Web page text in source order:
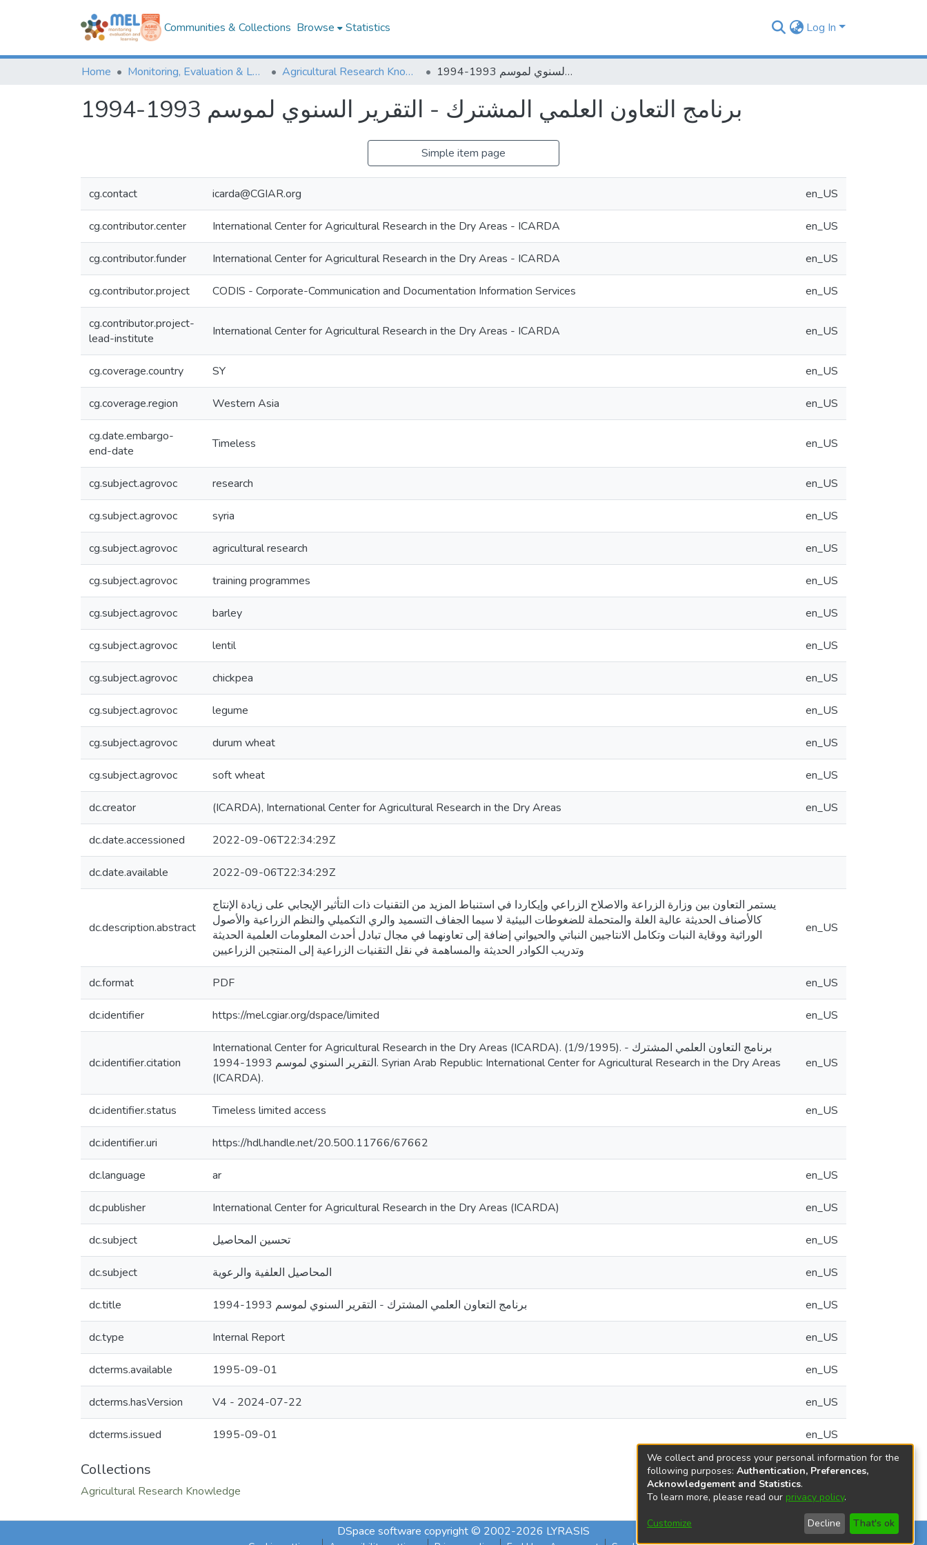
Communities & Collections Browse Statistics Log In
Home Monitoring, Evaluation & Learning Repository Agricultural Research Knowledge برنامج التعاون العلمي المشترك - التقرير السنوي لموسم 1993-1994
برنامج التعاون العلمي المشترك - التقرير السنوي لموسم 1993-1994
Simple item page
cg.contact icarda@CGIAR.org en_US
cg.contributor.center International Center for Agricultural Research in the Dry Areas - ICARDA en_US
cg.contributor.funder International Center for Agricultural Research in the Dry Areas - ICARDA en_US
cg.contributor.project CODIS - Corporate-Communication and Documentation Information Services en_US
cg.contributor.project-
lead-institute
International Center for Agricultural Research in the Dry Areas - ICARDA en_US
cg.coverage.country SY en_US
cg.coverage.region Western Asia en_US
cg.date.embargo-
end-date
Timeless en_US
cg.subject.agrovoc research en_US
cg.subject.agrovoc syria en_US
cg.subject.agrovoc agricultural research en_US
cg.subject.agrovoc training programmes en_US
cg.subject.agrovoc barley en_US
cg.subject.agrovoc lentil en_US
cg.subject.agrovoc chickpea en_US
cg.subject.agrovoc legume en_US
cg.subject.agrovoc durum wheat en_US
cg.subject.agrovoc soft wheat en_US
dc.creator (ICARDA), International Center for Agricultural Research in the Dry Areas en_US
dc.date.accessioned 2022-09-06T22:34:29Z
dc.date.available 2022-09-06T22:34:29Z
dc.description.abstract
يستمر التعاون بين وزارة الزراعة والاصلاح الزراعي وإيكاردا في استنباط المزيد من التقنيات ذات التأثير الإيجابي على زيادة الإنتاج
كالأصناف الحديثة عالية الغلة والمتحملة للضغوطات البيئية لا سيما الجفاف التسميد والري التكميلي والنظم الزراعية والأصول
الوراثية ووقاية النبات وتكامل الانتاجيين النباتي والحيواني إضافة إلى تعاونهما في مجال تبادل أحدث المعلومات العلمية الحديثة
وتدريب الكوادر الحديثة والمساهمة في نقل التقنيات الزراعية إلى المنتجين الزراعيين
en_US
dc.format PDF en_US
dc.identifier https://mel.cgiar.org/dspace/limited en_US
dc.identifier.citation
International Center for Agricultural Research in the Dry Areas (ICARDA). (1/9/1995). برنامج التعاون العلمي المشترك -
التقرير السنوي لموسم 1993-1994. Syrian Arab Republic: International Center for Agricultural Research in the Dry Areas
(ICARDA).
en_US
dc.identifier.status Timeless limited access en_US
dc.identifier.uri https://hdl.handle.net/20.500.11766/67662
dc.language ar en_US
dc.publisher International Center for Agricultural Research in the Dry Areas (ICARDA) en_US
dc.subject تحسين المحاصيل en_US
dc.subject المحاصيل العلفية والرعوية en_US
dc.title برنامج التعاون العلمي المشترك - التقرير السنوي لموسم 1993-1994 en_US
dc.type Internal Report en_US
dcterms.available 1995-09-01 en_US
dcterms.hasVersion V4 - 2024-07-22 en_US
dcterms.issued 1995-09-01 en_US
Collections
Agricultural Research Knowledge
DSpace software copyright © 2002-2026 LYRASIS
We collect and process your personal information for the
following purposes: Authentication, Preferences,
Acknowledgement and Statistics.
To learn more, please read our privacy policy.
Customize Decline That's ok